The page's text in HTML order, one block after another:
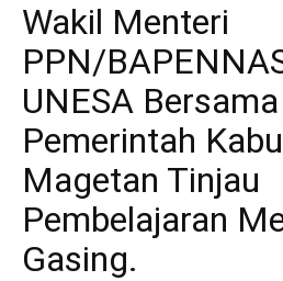
Wakil Menteri
PPN/
UNESA
Pemerintah
Magetan Tinjau
Pembelajaran
Gasing.